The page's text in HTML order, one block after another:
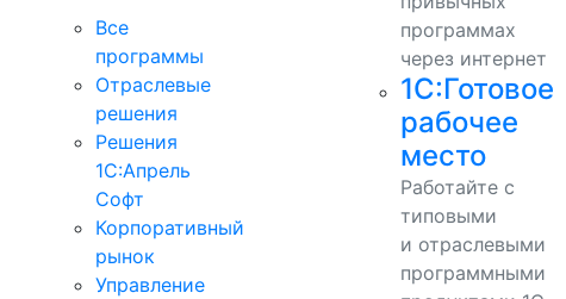
Все
программы
Отраслевые
решения
Решения
1C:Апрель
Софт
Корпоративный
рынок
Управление
программах
через интернет
1С:Готовое
рабочее
место
Работайте с
типовыми
и отраслевыми
программными